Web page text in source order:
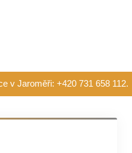
v Jaroměři: +420 731 658 112.